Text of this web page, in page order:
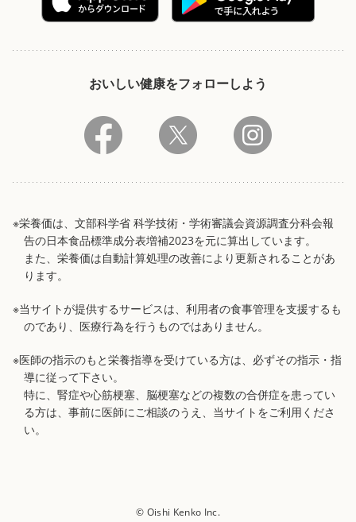
おいしい健康をフォローしよう
※栄養価は、文部科学省 科学技術・学術審議会資源調査分科会報
告の日本食品標準成分表増補2023を元に算出しています。
また、栄養価は自動計算処理の改善により更新されることがあ
ります。
※当サイトが提供するサービスは、利用者の食事管理を支援するも
のであり、医療行為を行うものではありません。
※医師の指示のもと栄養指導を受けている方は、必ずその指示・指
導に従って下さい。
特に、腎症や心筋梗塞、脳梗塞などの複数の合併症を患ってい
る方は、事前に医師にご相談のうえ、当サイトをご利用くださ
い。
© Oishi Kenko Inc.